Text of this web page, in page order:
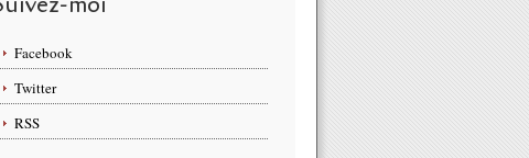
Facebook
Twitter
RSS